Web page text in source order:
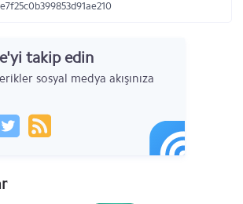
takip edin
sosyal medya akışınıza